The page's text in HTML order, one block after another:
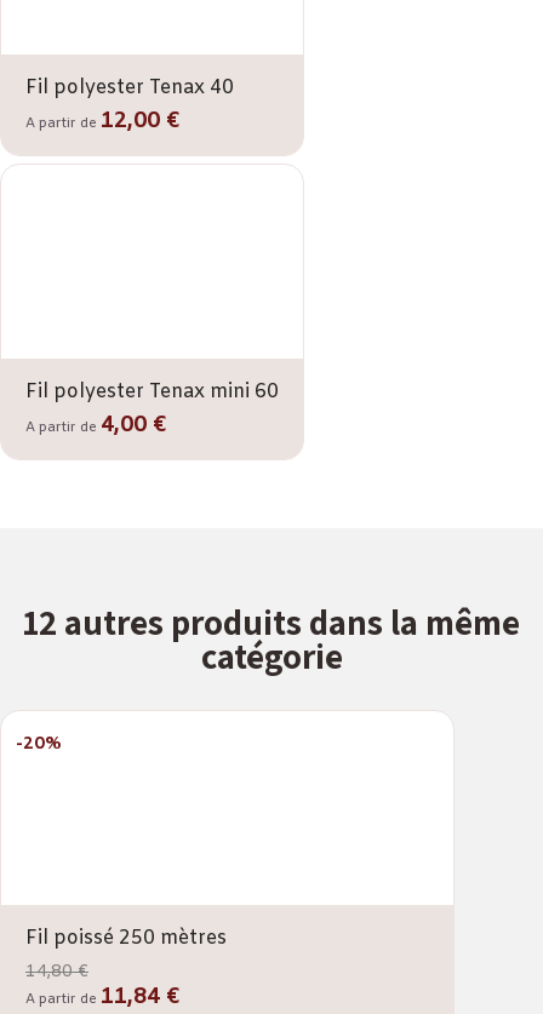
Fil polyester Tenax 40
A partir de 12,00 €
Fil polyester Tenax mini 60
A partir de 4,00 €
12 autres produits dans la même
catégorie
Fil poissé 250 mètres
14,80 €
-20%
A partir de 11,84 €